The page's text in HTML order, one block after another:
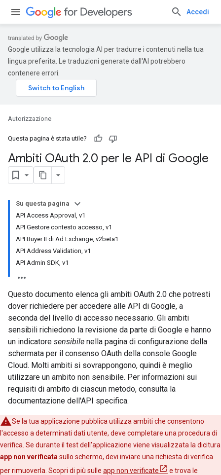
Accedi
Google utilizza la tecnologia AI per tradurre i contenuti nella tua
lingua preferita. Le traduzioni generate dall'AI potrebbero
contenere errori.
Autorizzazione
Questa pagina è stata utile?
Ambiti OAuth 2.0 per le API di Google
Su questa pagina
API Access Approval, v1
API Gestore contesto accesso, v1
API Buyer II di Ad Exchange, v2beta1
API Address Validation, v1
API Admin SDK, v1
Questo documento elenca gli ambiti OAuth 2.0 che potresti
dover richiedere per accedere alle API di Google, a
seconda del livello di accesso necessario. Gli ambiti
sensibili richiedono la revisione da parte di Google e hanno
un indicatore sensibile nella pagina di configurazione della
schermata per il consenso OAuth della console Google
Cloud. Molti ambiti si sovrappongono, quindi è meglio
utilizzare un ambito non sensibile. Per informazioni sui
requisiti di ambito di ciascun metodo, consulta la
documentazione dell'API specifica.
Se la tua applicazione pubblica utilizza ambiti che consentono
l'accesso a determinati dati utente, deve completare una procedura di
verifica. Se durante il test dell'applicazione viene visualizzata la dicitura
app non verificata sullo schermo, devi inviare una richiesta di verifica
per rimuoverla. Scopri di più sulle app non verificate
e trova le